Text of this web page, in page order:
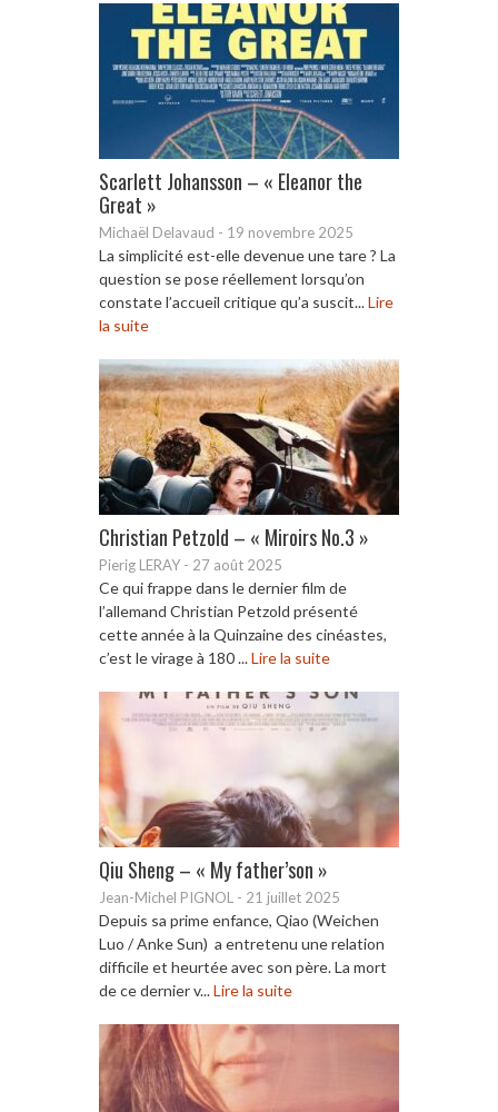
Scarlett Johansson – « Eleanor the
Great »
Michaël Delavaud - 19 novembre 2025
La simplicité est-elle devenue une tare ? La
question se pose réellement lorsqu’on
constate l’accueil critique qu’a suscit...Lire
la suite
Christian Petzold – « Miroirs No.3 »
Pierig LERAY - 27 août 2025
Ce qui frappe dans le dernier film de
l’allemand Christian Petzold présenté
cette année à la Quinzaine des cinéastes,
c’est le virage à 180 ...Lire la suite
Qiu Sheng – « My father’son »
Jean-Michel PIGNOL - 21 juillet 2025
Depuis sa prime enfance, Qiao (Weichen
Luo / Anke Sun) a entretenu une relation
difficile et heurtée avec son père. La mort
de ce dernier v...Lire la suite